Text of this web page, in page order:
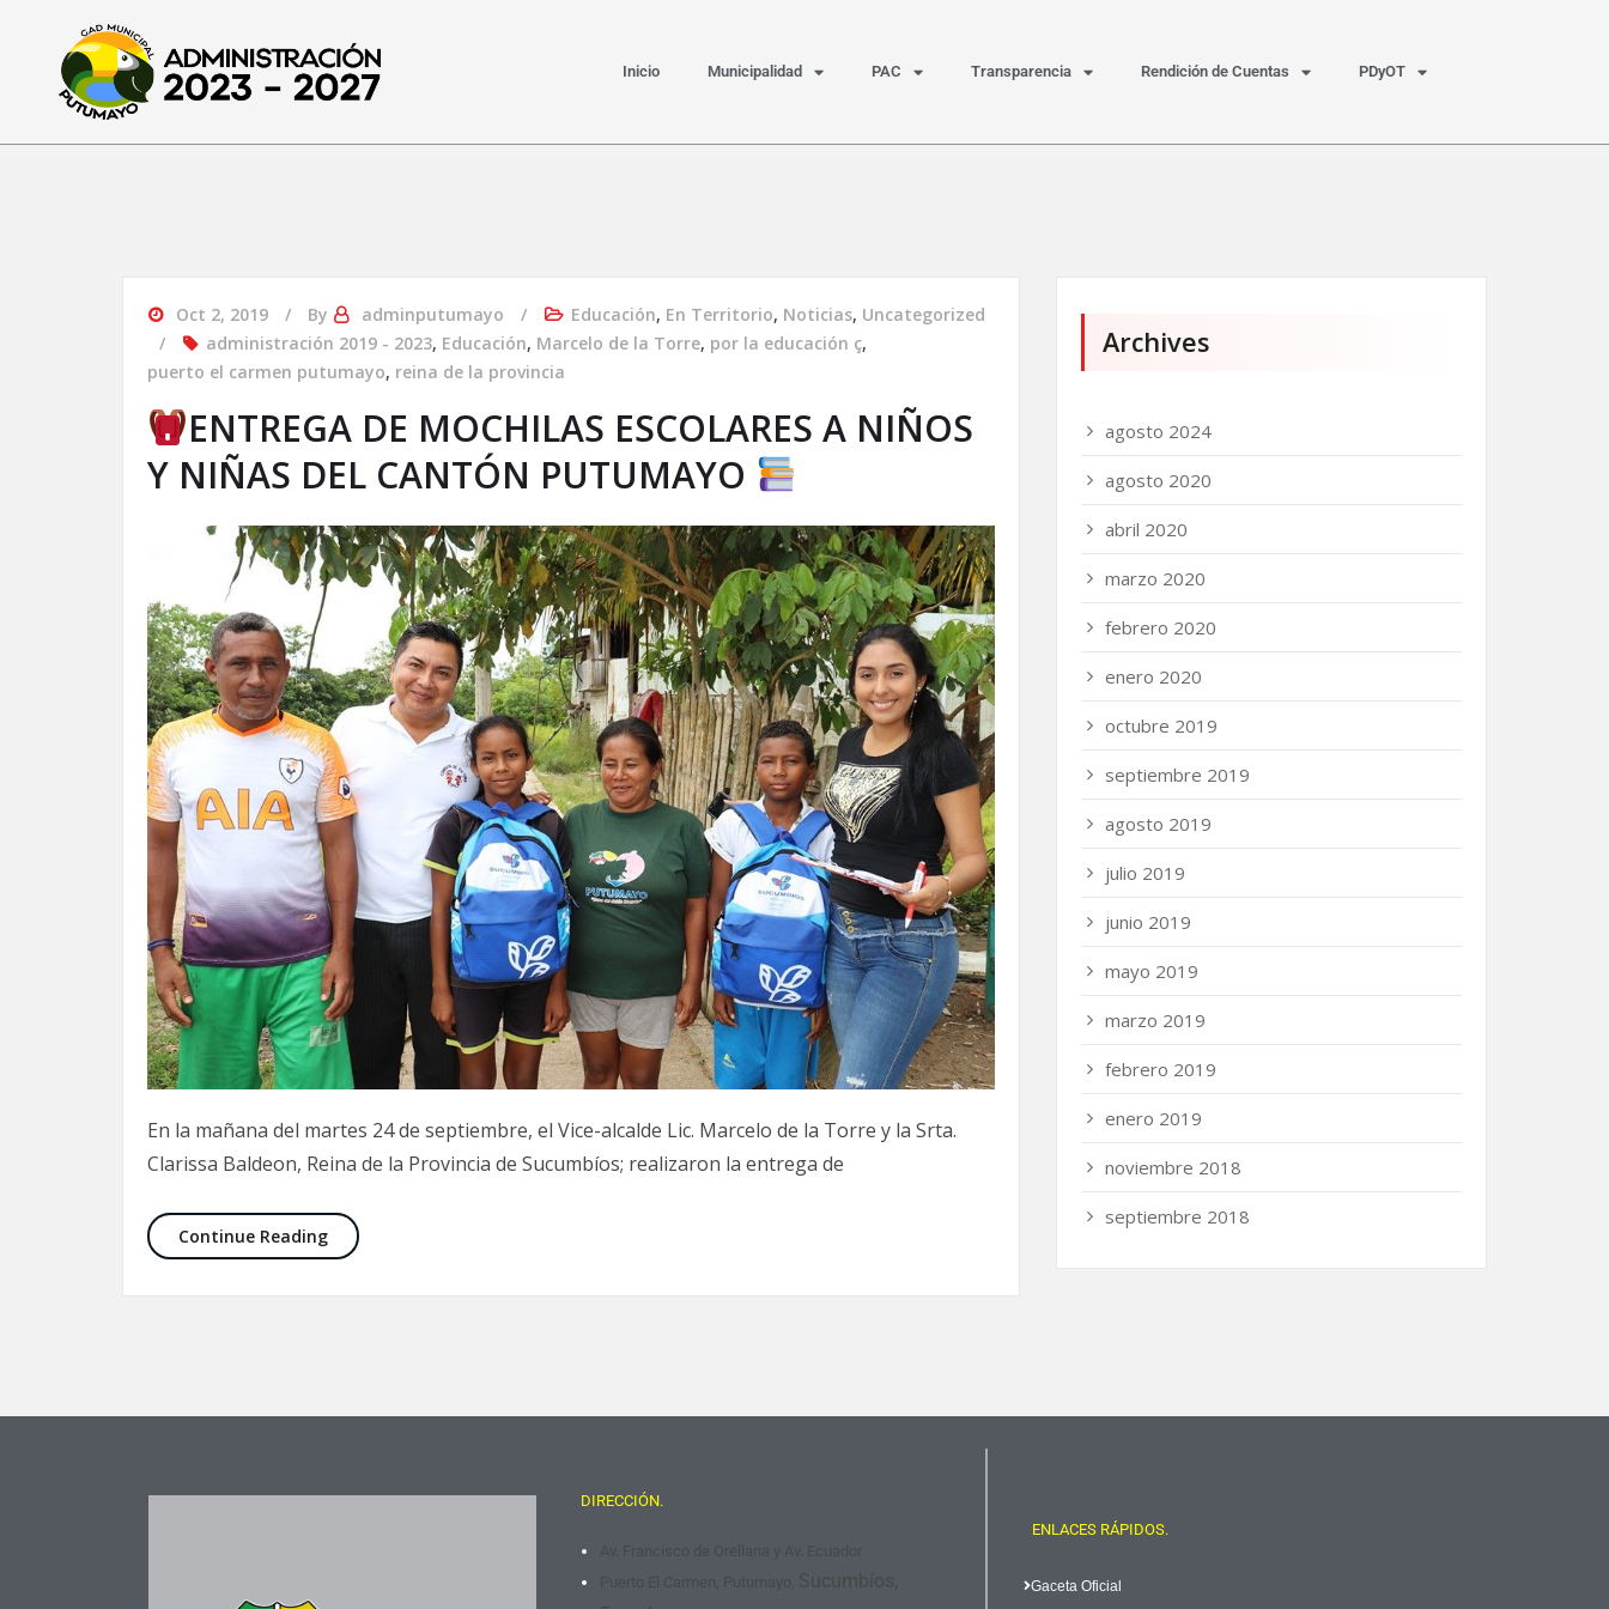
Inicio Municipalidad PAC Transparencia Rendición de Cuentas PDyOT
Oct 2, 2019 By adminputumayo Educación, En Territorio, Noticias, Uncategorized
administración 2019 - 2023, Educación, Marcelo de la Torre, por la educación ç,
puerto el carmen putumayo, reina de la provincia
ENTREGA DE MOCHILAS ESCOLARES A NIÑOS
Y NIÑAS DEL CANTÓN PUTUMAYO
En la mañana del martes 24 de septiembre, el Vice-alcalde Lic. Marcelo de la Torre y la Srta.
Clarissa Baldeon, Reina de la Provincia de Sucumbíos; realizaron la entrega de
Continue Reading
Archives
agosto 2024
agosto 2020
abril 2020
marzo 2020
febrero 2020
enero 2020
octubre 2019
septiembre 2019
agosto 2019
julio 2019
junio 2019
mayo 2019
marzo 2019
febrero 2019
enero 2019
noviembre 2018
septiembre 2018
DIRECCIÓN.
Av. Francisco de Orellana y Av. Ecuador
Puerto El Carmen, Putumayo, Sucumbíos,
ENLACES RÁPIDOS.
Gaceta Oficial